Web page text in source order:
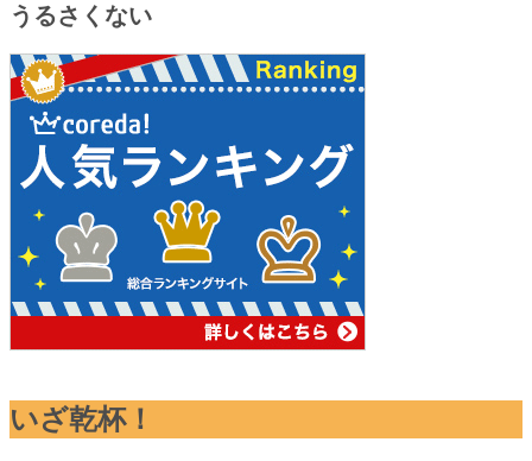
うるさくない
いざ乾杯！